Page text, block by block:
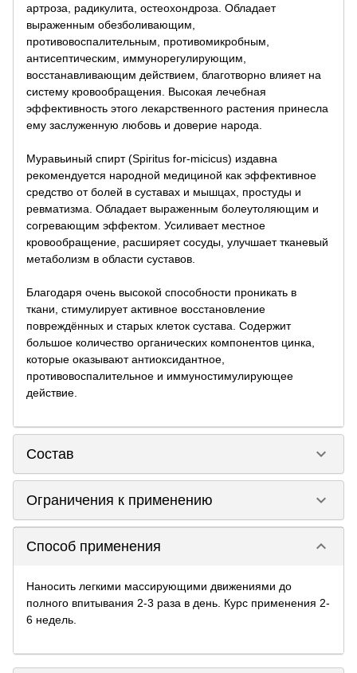
артроза, радикулита, остеохондроза. Обладает
выраженным обезболивающим,
противовоспалительным, противомикробным,
антисептическим, иммунорегулирующим,
восстанавливающим действием, благотворно влияет на
систему кровообращения. Высокая лечебная
эффективность этого лекарственного растения принесла
ему заслуженную любовь и доверие народа.
Муравьиный спирт (Spiritus for-micicus) издавна
рекомендуется народной медициной как эффективное
средство от болей в суставах и мышцах, простуды и
ревматизма. Обладает выраженным болеутоляющим и
согревающим эффектом. Усиливает местное
кровообращение, расширяет сосуды, улучшает тканевый
метаболизм в области суставов.
Благодаря очень высокой способности проникать в
ткани, стимулирует активное восстановление
повреждённых и старых клеток сустава. Содержит
большое количество органических компонентов цинка,
которые оказывают антиоксидантное,
противовоспалительное и иммуностимулирующее
действие.
Состав keyboard_arrow_down
Ограничения к применению keyboard_arrow_down
Способ применения keyboard_arrow_down
Наносить легкими массирующими движениями до
полного впитывания 2-3 раза в день. Курс применения 2-
6 недель.